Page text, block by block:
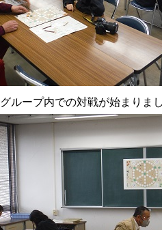
グループ内での対戦が始まりま